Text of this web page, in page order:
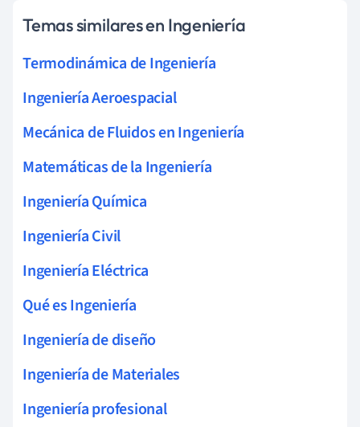
Temas similares en Ingeniería
Termodinámica de Ingeniería
Ingeniería Aeroespacial
Mecánica de Fluidos en Ingeniería
Matemáticas de la Ingeniería
Ingeniería Química
Ingeniería Civil
Ingeniería Eléctrica
Qué es Ingeniería
Ingeniería de diseño
Ingeniería de Materiales
Ingeniería profesional